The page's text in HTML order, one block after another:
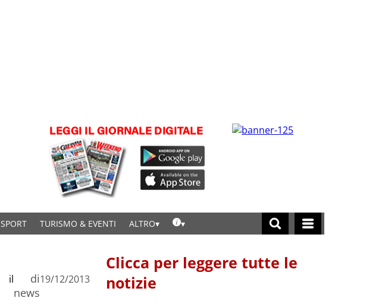
SPORT TURISMO & EVENTI ALTRO
di
news
il 19/12/2013
Clicca per leggere tutte le
notizie